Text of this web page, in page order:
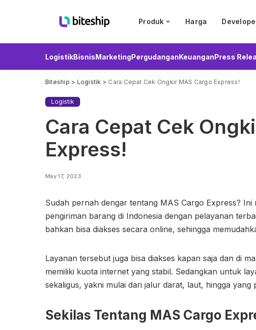
Produk Harga
LogistikBisnisMarketingPergudanganKeuanganPress
Biteship > Logistik > Cara Cepat Cek Ongkir MAS Cargo Express!
Logistik
Cara Cepat Cek
Express!
May 17, 2023
Sudah pernah dengar tentang MAS Cargo Express? Ini
pengiriman barang di Indonesia dengan pelayanan
bahkan bisa diakses secara online, sehingga
Layanan tersebut juga bisa diakses kapan saja dan di
memiliki kuota internet yang stabil. Sedangkan untuk
sekaligus, yakni mulai dari jalur darat, laut, hingga yang
Sekilas Tentang MAS Cargo